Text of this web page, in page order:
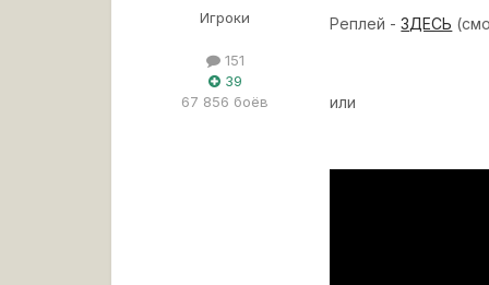
Игроки
151
39
67 856 боёв
Реплей -ЗДЕСЬ
или